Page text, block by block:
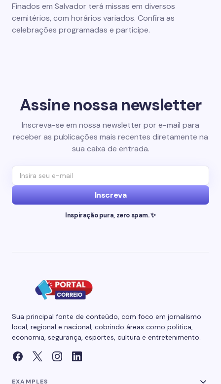
Finados em Salvador terá missas em diversos
cemitérios, com horários variados. Confira as
celebrações programadas e participe.
Assine nossa newsletter
Inscreva-se em nossa newsletter por e-mail para
receber as publicações mais recentes diretamente na
sua caixa de entrada.
Inscreva
Inspiração pura, zero spam. ✨
Sua principal fonte de conteúdo, com foco em jornalismo
local, regional e nacional, cobrindo áreas como política,
economia, segurança, esportes, cultura e entretenimento.
EXAMPLES